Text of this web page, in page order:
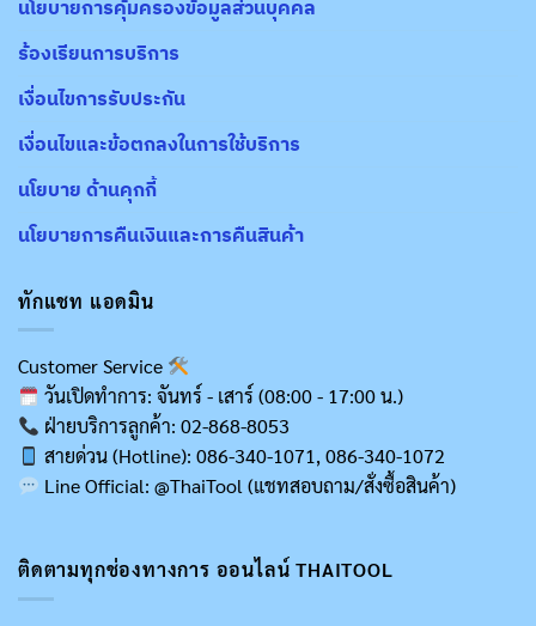
นโยบายการคุ้มครองข้อมูลส่วนบุคคล
ร้องเรียนการบริการ
เงื่อนไขการรับประกัน
เงื่อนไขและข้อตกลงในการใช้บริการ
นโยบาย ด้านคุกกี้
นโยบายการคืนเงินและการคืนสินค้า
ทักแชท แอดมิน
Customer Service
วันเปิดทำการ: จันทร์ - เสาร์ (08:00 - 17:00 น.)
ฝ่ายบริการลูกค้า: 02-868-8053
สายด่วน (Hotline): 086-340-1071, 086-340-1072
Line Official: @ThaiTool (แชทสอบถาม/สั่งซื้อสินค้า)
ติดตามทุกช่องทางการ ออนไลน์ THAITOOL